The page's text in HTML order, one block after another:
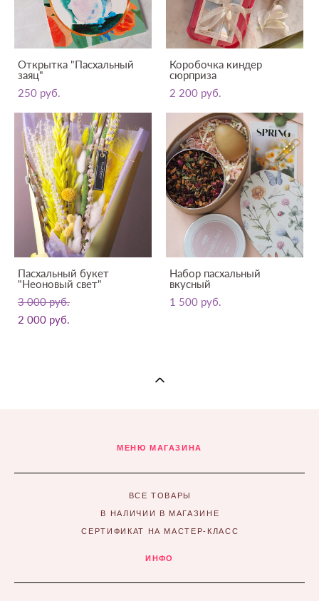
Открытка "Пасхальный
заяц"
250 pуб.
Коробочка киндер
сюрприза
2 200 pуб.
Пасхальный букет
"Неоновый свет"
3 000 pуб.
2 000 pуб.
Набор пасхальный
вкусный
1 500 pуб.
МЕНЮ МАГАЗИНА
ВСЕ ТОВАРЫ
В НАЛИЧИИ В МАГАЗИНЕ
СЕРТИФИКАТ НА МАСТЕР-КЛАСС
ИНФО